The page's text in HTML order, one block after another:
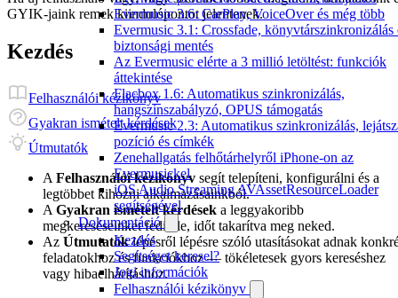
Evermusic 3.6: CarPlay, VoiceOver és még több
Evermusic 3.1: Crossfade, könyvtárszinkronizálás
biztonsági mentés
Az Evermusic elérte a 3 millió letöltést: funkciók
áttekintése
Flacbox 1.6: Automatikus szinkronizálás,
hangszínszabályzó, OPUS támogatás
Evermusic 2.3: Automatikus szinkronizálás,
pozíció és címkék
Zenehallgatás felhőtárhelyről iPhone-on az
Evermusickel
iOS Audio Streaming AVAssetResourceLoader
segítségével
Dokumentáció
Kezdés
Segítséget keresel?
Jogi információk
Felhasználói kézikönyv
GYIK-jaink remek kiindulópontot jelentenek.
Kezdés
Felhasználói kézikönyv
Gyakran ismételt kérdések
Útmutatók
A Felhasználói kézikönyv segít telepíteni, konfigurálni és a
legtöbbet kihozni alkalmazásainkból.
A Gyakran ismételt kérdések a leggyakoribb
megkereséseinket fedik le, időt takarítva meg neked.
Az Útmutatóklépésről lépésre szóló utasításokat adnak
feladatokhoz és funkciókhoz — tökéletesek gyors kereséshez
vagy hibaelhárításhoz.